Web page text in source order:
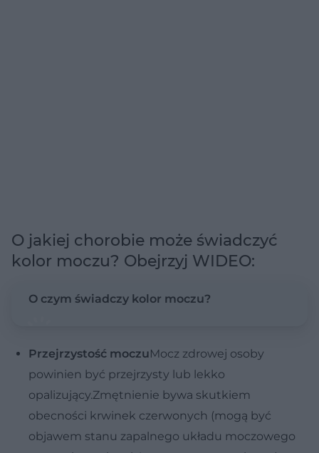
O jakiej chorobie może świadczyć
kolor moczu? Obejrzyj WIDEO:
O czym świadczy kolor moczu?
Przejrzystość moczuMocz zdrowej osoby
powinien być przejrzysty lub lekko
opalizujący.Zmętnienie bywa skutkiem
obecności krwinek czerwonych (mogą być
objawem stanu zapalnego układu moczowego